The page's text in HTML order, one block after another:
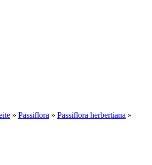
» Passiflora » Passiflora herbertiana »